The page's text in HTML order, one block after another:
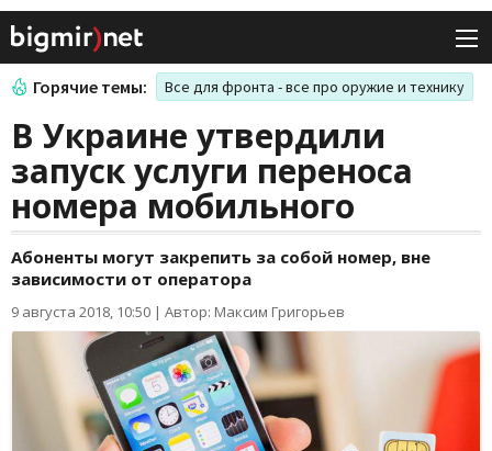
Горячие темы: Все для фронта - все про оружие и технику
В Украине утвердили
запуск услуги переноса
номера мобильного
Абоненты могут закрепить за собой номер, вне
зависимости от оператора
9 августа 2018, 10:50 | Автор: Максим Григорьев